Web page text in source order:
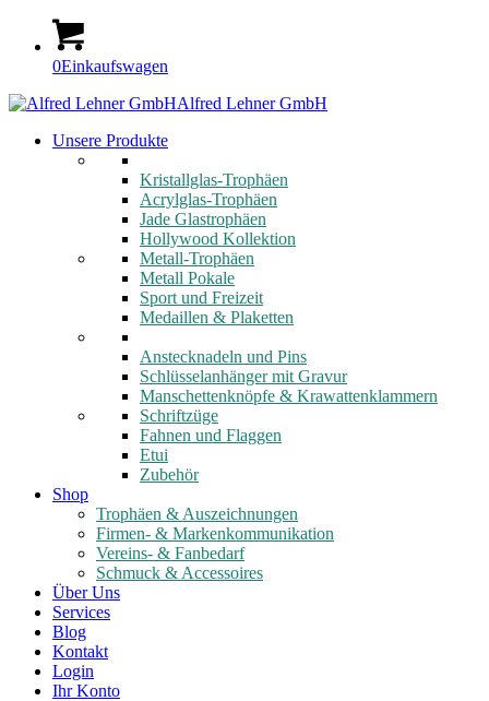
0Einkaufswagen
Alfred Lehner GmbH
Unsere Produkte
Kristallglas-Trophäen
Acrylglas-Trophäen
Jade Glastrophäen
Hollywood Kollektion
Metall-Trophäen
Metall Pokale
Sport und Freizeit
Medaillen & Plaketten
Anstecknadeln und Pins
Schlüsselanhänger mit Gravur
Manschettenknöpfe & Krawattenklammern
Schriftzüge
Fahnen und Flaggen
Etui
Zubehör
Shop
Trophäen & Auszeichnungen
Firmen- & Markenkommunikation
Vereins- & Fanbedarf
Schmuck & Accessoires
Über Uns
Services
Blog
Kontakt
Login
Ihr Konto